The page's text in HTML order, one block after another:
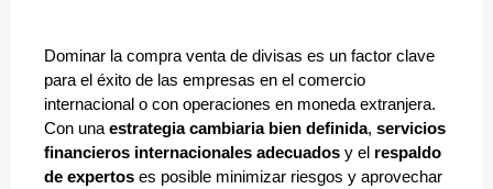
Dominar la compra venta de divisas es un factor clave
para el éxito de las empresas en el comercio
internacional o con operaciones en moneda extranjera.
Con una estrategia cambiaria bien definida, servicios
financieros internacionales adecuados y el respaldo
de expertos es posible minimizar riesgos y aprovechar